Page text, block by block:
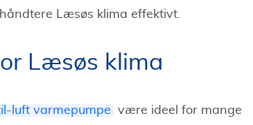
Læsøs klima effektivt.
Læsøs klima
luft varmepumpe
være ideel for mange